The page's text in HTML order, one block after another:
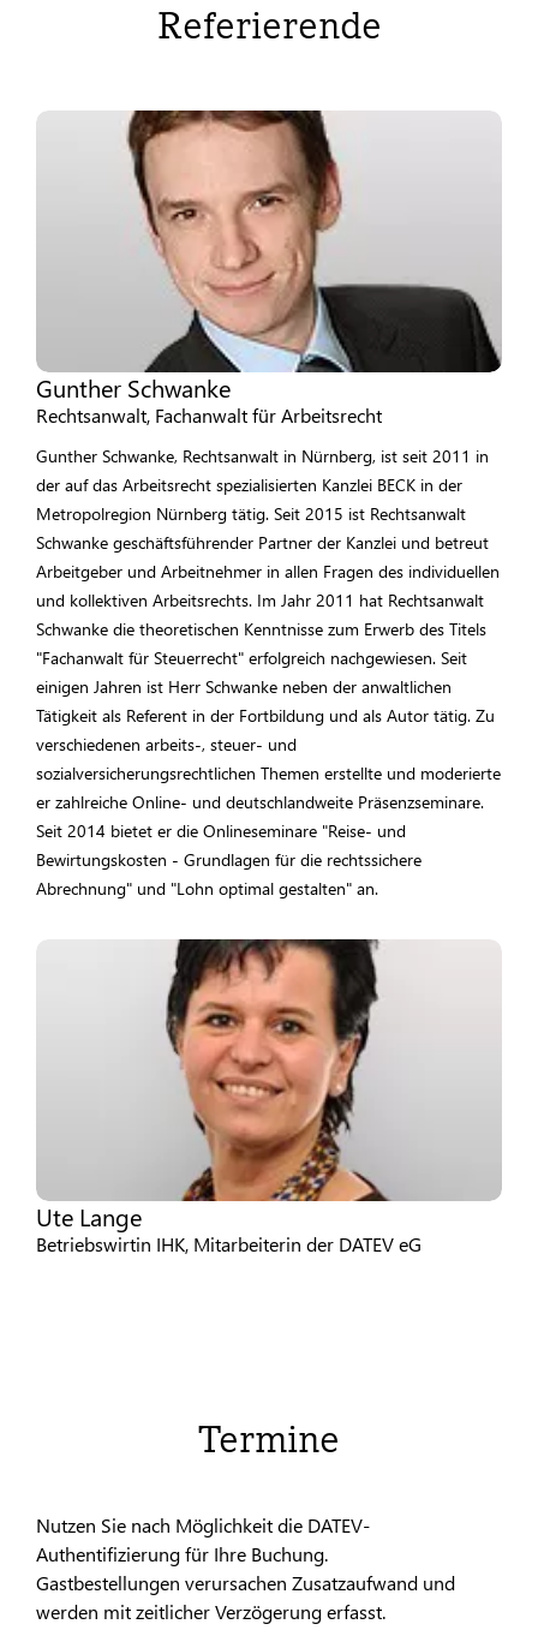
Referierende
Gunther Schwanke
Rechtsanwalt, Fachanwalt für Arbeitsrecht
Gunther Schwanke, Rechtsanwalt in Nürnberg, ist seit 2011 in
der auf das Arbeitsrecht spezialisierten Kanzlei BECK in der
Metropolregion Nürnberg tätig. Seit 2015 ist Rechtsanwalt
Schwanke geschäftsführender Partner der Kanzlei und betreut
Arbeitgeber und Arbeitnehmer in allen Fragen des individuellen
und kollektiven Arbeitsrechts. Im Jahr 2011 hat Rechtsanwalt
Schwanke die theoretischen Kenntnisse zum Erwerb des Titels
"Fachanwalt für Steuerrecht" erfolgreich nachgewiesen. Seit
einigen Jahren ist Herr Schwanke neben der anwaltlichen
Tätigkeit als Referent in der Fortbildung und als Autor tätig. Zu
verschiedenen arbeits-, steuer- und
sozialversicherungsrechtlichen Themen erstellte und moderierte
er zahlreiche Online- und deutschlandweite Präsenzseminare.
Seit 2014 bietet er die Onlineseminare "Reise- und
Bewirtungskosten - Grundlagen für die rechtssichere
Abrechnung" und "Lohn optimal gestalten" an.
Ute Lange
Betriebswirtin IHK, Mitarbeiterin der DATEV eG
Termine
Nutzen Sie nach Möglichkeit die DATEV-
Authentifizierung für Ihre Buchung.
Gastbestellungen verursachen Zusatzaufwand und
werden mit zeitlicher Verzögerung erfasst.